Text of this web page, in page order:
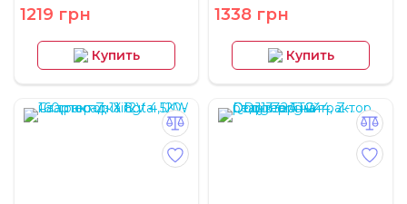
1219 грн
Купить
1338 грн
Купить